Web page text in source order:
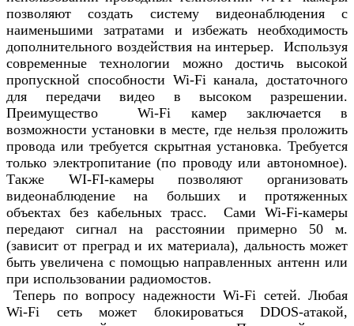
позволяют создать систему видеонаблюдения с
наименьшими затратами и избежать необходимость
дополнительного воздействия на интерьер. Используя
современные технологии можно достичь высокой
пропускной способности Wi-Fi канала, достаточного
для передачи видео в высоком разрешении.
Преимущество Wi-Fi камер заключается в
возможности установки в месте, где нельзя проложить
провода или требуется скрытная установка. Требуется
только электропитание (по проводу или автономное).
Также WI-FI-камеры позволяют организовать
видеонаблюдение на больших и протяженных
объектах без кабельных трасс. Сами Wi-Fi-камеры
передают сигнал на расстоянии примерно 50 м.
(зависит от преград и их материала), дальность может
быть увеличена с помощью направленных антенн или
при использовании радиомостов.
Теперь по вопросу надежности Wi-Fi сетей. Любая
Wi-Fi сеть может блокироваться DDOS-атакой,